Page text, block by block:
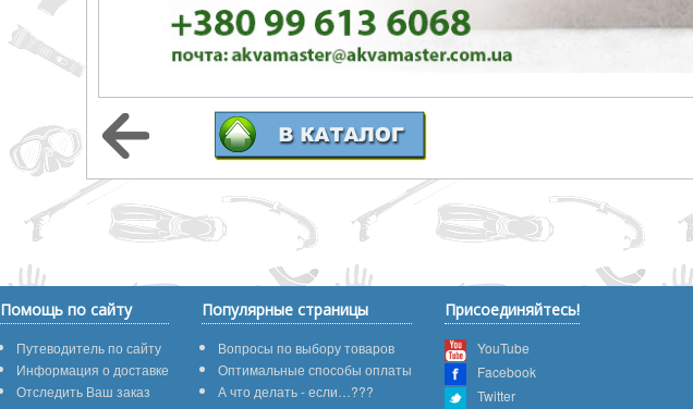
Помощь по сайту
Путеводитель по сайту
Информация о доставке
Отследить Ваш заказ
Популярные страницы
Вопросы по выбору товаров
Оптимальные способы оплаты
А что делать - если…???
Присоединяйтесь!
YouTube
Facebook
Twitter